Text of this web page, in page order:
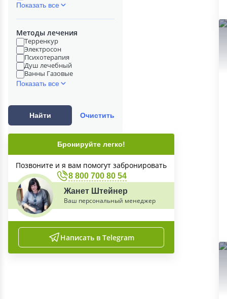
Показать все
Методы лечения
Терренкур
Электросон
Психотерапия
Душ лечебный
Ванны Газовые
Показать все
Найти Очистить
Бронируйте легко!
Позвоните и я вам помогут забронировать
8 800 700 80 54
Жанет Штейнер
Ваш персональный менеджер
Написать в Telegram